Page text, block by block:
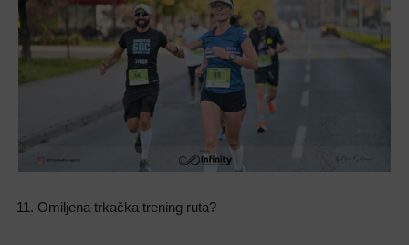
Omiljena trkačka trening ruta?